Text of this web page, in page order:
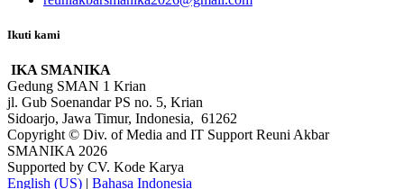
Ikuti kami
IKA SMANIKA
Gedung SMAN 1 Krian
jl. Gub Soenandar PS no. 5, Krian
Sidoarjo, Jawa Timur, Indonesia, 61262
Copyright © Div. of Media and IT Support Reuni Akbar
SMANIKA 2026
Supported by CV. Kode Karya
English (US) | Bahasa Indonesia